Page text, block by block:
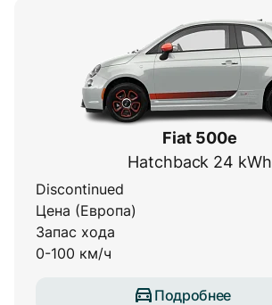
Fiat 500e
Hatchback 24 kWh
Discontinued
Цена (Европа)
Запас хода
0-100 км/ч
Подробнее